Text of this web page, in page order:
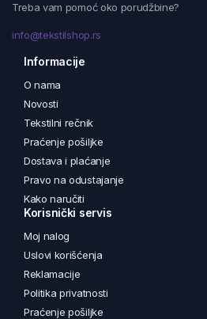
Treba vam pomoć oko porudžbine?
info@tekstilshop.rs
Informacije
O nama
Novosti
Tekstilni rečnik
Praćenje pošiljke
Dostava i plaćanje
Pravo na odustajanje
Kako naručiti
Korisnički servis
Moj nalog
Uslovi korišćenja
Reklamacije
Politika privatnosti
Praćenje pošiljke